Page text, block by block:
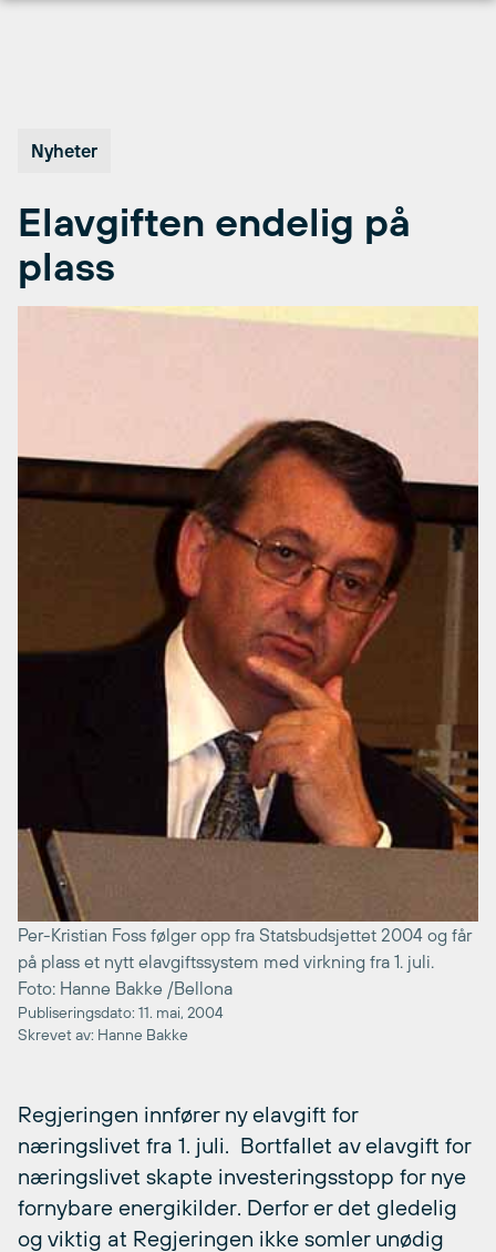
Nyheter
Elavgiften endelig på
plass
Per-Kristian Foss følger opp fra Statsbudsjettet 2004 og får
på plass et nytt elavgiftssystem med virkning fra 1. juli.
Foto: Hanne Bakke /Bellona
Publiseringsdato: 11. mai, 2004
Skrevet av: Hanne Bakke
Regjeringen innfører ny elavgift for
næringslivet fra 1. juli.  Bortfallet av elavgift for
næringslivet skapte investeringsstopp for nye
fornybare energikilder. Derfor er det gledelig
og viktig at Regjeringen ikke somler unødig